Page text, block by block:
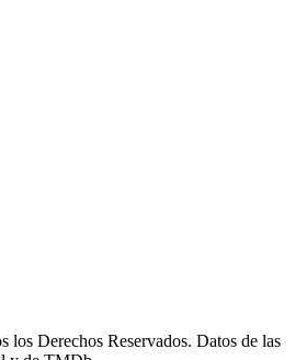
los Derechos Reservados. Datos de las